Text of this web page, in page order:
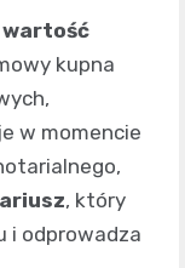
wartość
kupna
w momencie
, który
i odprowadza